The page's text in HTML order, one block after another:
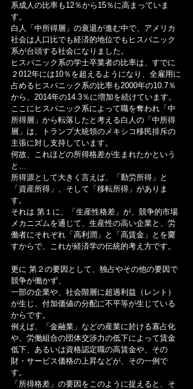
系成人の比率も12％から15％に高まっていま
す。
白人「中所得層」の衰退が進む中で、アメリカ
社会は人口比でも経済的地位でもヒスパニック
系が台頭する社会になりました。
ヒスパニック系の学士卒業者の比率は、すでに
２012年には10％を超えるようになり、全雇用に
占めるヒスパニック系の比率も2000年の10.7％
から、2014年の14.3％に増加を続けています。
ここにヒスパニック系によって職を奪われ「中
所得層」から転落したと考える白人の「中所得
層」は、トランプ大統領のメキシコ移民排斥の
主張に対し支持しています。
何故、これほどの所得格差が生まれたかという
と…
所得源として大きく言えば、「勤労所得」と
「資産所得」、そして「移転所得」がありま
す。
それは 第１に、「生産性格差」が、競争的市場
メカニズムを通じて、生産性の高い企業と、労
働者にそれぞれ「高利潤」と「高賃金」とを齎
すからで、これが経済学の伝統的考え方です。
更に 第２の要因として、独占やその他の要因で
競争が働かず、
一部の企業や、社会階層に超過利益（レント）
が生じ、付加価値の分配に不平等が生じている
からです。
例えば、「金融業」などの産業に於ける寡占化
や、労働組合の団体交渉力の低下によって賃金
低下、あるいは資格認定職の高賃金や、その
財・サービス価格の上昇などが、その一例で
す。
「所得格差」の要因をこのように捉えると、そ